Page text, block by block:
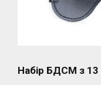
Набір БДСМ з 13